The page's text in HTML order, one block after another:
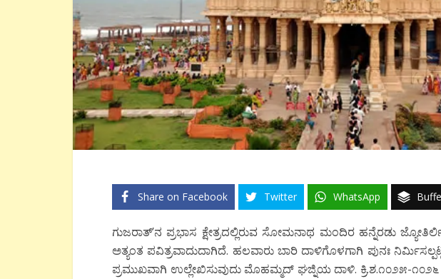
Share on Facebook Twitter WhatsApp
ಗುಜರಾತ್’ನ ಪ್ರಭಾಸ ಕ್ಷೇತ್ರದಲ್ಲಿರುವ ಸೋಮನಾಥ ಮಂದಿರ ಹನ್ನೆರಡು
ಅತ್ಯಂತ ಪವಿತ್ರವಾದುದಾಗಿದೆ. ಹಲವಾರು ಬಾರಿ ದಾಳಿಗೊಳಗಾಗಿ ಪುನಃ
ಪ್ರಮುಖವಾಗಿ ಉಲ್ಲೇಖಿಸುವುದು ಮೊಹಮ್ಮದ್ ಘಜ್ನಿಯ ದಾಳಿ. ಕ್ರಿ.ಶ.೧೦೨೫-